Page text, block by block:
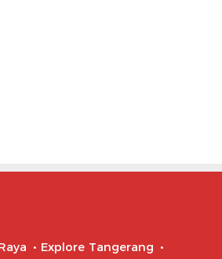
Explore Tangerang